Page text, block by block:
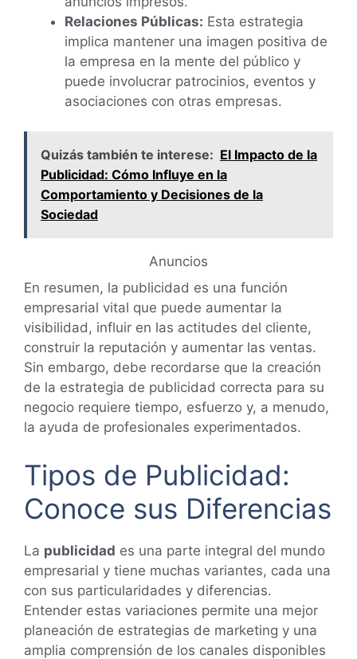
Relaciones Públicas: Esta estrategia
implica mantener una imagen positiva de
la empresa en la mente del público y
puede involucrar patrocinios, eventos y
asociaciones con otras empresas.
Quizás también te interese: El Impacto de la
Publicidad: Cómo Influye en la
Comportamiento y Decisiones de la
Sociedad
Anuncios
En resumen, la publicidad es una función
empresarial vital que puede aumentar la
visibilidad, influir en las actitudes del cliente,
construir la reputación y aumentar las ventas.
Sin embargo, debe recordarse que la creación
de la estrategia de publicidad correcta para su
negocio requiere tiempo, esfuerzo y, a menudo,
la ayuda de profesionales experimentados.
Tipos de Publicidad:
Conoce sus Diferencias
La publicidad es una parte integral del mundo
empresarial y tiene muchas variantes, cada una
con sus particularidades y diferencias.
Entender estas variaciones permite una mejor
planeación de estrategias de marketing y una
amplia comprensión de los canales disponibles